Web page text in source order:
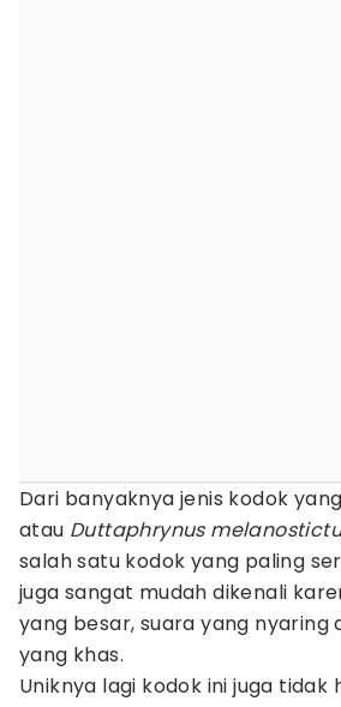
Dari banyaknya jenis kodok
atau Duttaphrynus
salah satu kodok yang paling
juga sangat mudah dikenali
yang besar, suara yang nyaring
yang khas.
Uniknya lagi kodok ini juga tidak